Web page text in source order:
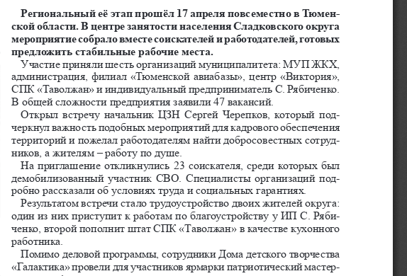
региональный её этап прошёл 17 апреля повсеместно в тюмен-
ской области. в центре занятости населения Сладковского округа
мероприятие собрало вместе соискателей и работодателей, готовых
предложить стабильные рабочие места.
Участие приняли шесть организаций муниципалитета: МУП ЖКХ,
администрация, филиал «Тюменской авиабазы», центр «Виктория»,
СПК «Таволжан» и индивидуальный предприниматель С. Рябиченко.
В общей сложности предприятия заявили 47 вакансий.
Открыл встречу начальник ЦЗН Сергей Черепков, который под-
черкнул важность подобных мероприятий для кадрового обеспечения
территорий и пожелал работодателям найти добросовестных сотруд-
ников, а жителям – работу по душе.
На приглашение откликнулись 23 соискателя, среди которых был
демобилизованный участник СВО. Специалисты организаций под-
робно рассказали об условиях труда и социальных гарантиях.
Результатом встречи стало трудоустройство двоих жителей округа:
один из них приступит к работам по благоустройству у ИП С. Ряби-
ченко, второй пополнит штат СПК «Таволжан» в качестве кухонного
работника.
Помимо деловой программы, сотрудники Дома детского творчества
«Галактика» провели для участников ярмарки патриотический мастер-